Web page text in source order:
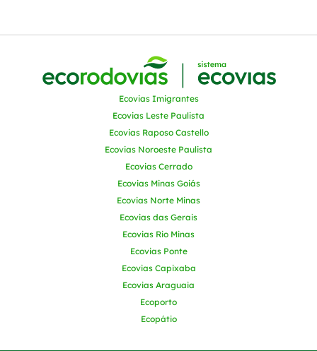
Ecovias Imigrantes
Ecovias Leste Paulista
Ecovias Raposo Castello
Ecovias Noroeste Paulista
Ecovias Cerrado
Ecovias Minas Goiás
Ecovias Norte Minas
Ecovias das Gerais
Ecovias Rio Minas
Ecovias Ponte
Ecovias Capixaba
Ecovias Araguaia
Ecoporto
Ecopátio